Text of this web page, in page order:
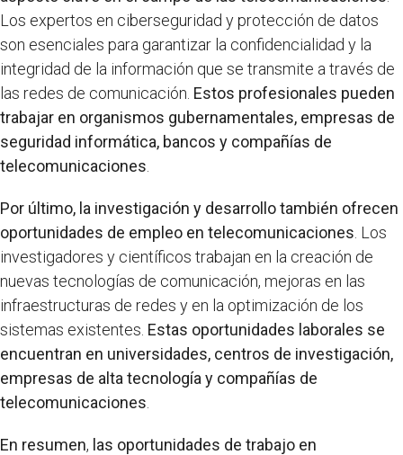
Los expertos en ciberseguridad y protección de datos
son esenciales para garantizar la confidencialidad y la
integridad de la información que se transmite a través de
las redes de comunicación. Estos profesionales pueden
trabajar en organismos gubernamentales, empresas de
seguridad informática, bancos y compañías de
telecomunicaciones
Por último, la investigación y desarrollo también ofrecen
oportunidades de empleo en telecomunicaciones . Los
investigadores y científicos trabajan en la creación de
nuevas tecnologías de comunicación, mejoras en las
infraestructuras de redes y en la optimización de los
sistemas existentes. Estas oportunidades laborales se
encuentran en universidades, centros de investigación,
empresas de alta tecnología y compañías de
telecomunicaciones
En resumen, las oportunidades de trabajo en